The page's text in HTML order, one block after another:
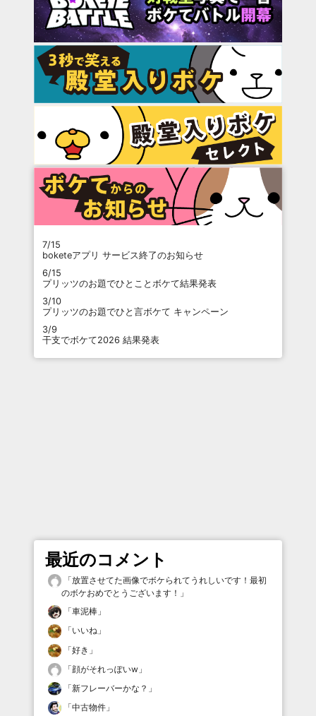
7/15
boketeアプリ サービス終了のお知らせ
6/15
プリッツのお題でひとことボケて結果発表
3/10
プリッツのお題でひと言ボケて キャンペーン
3/9
干支でボケて2026 結果発表
最近のコメント
「放置させてた画像でボケられてうれしいです！最初
のボケおめでとうございます！ 」
「車泥棒 」
「いいね 」
「好き 」
「顔がそれっぽいw 」
「新フレーバーかな？ 」
「中古物件 」